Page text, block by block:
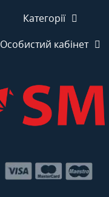
Категорії
Особистий кабінет